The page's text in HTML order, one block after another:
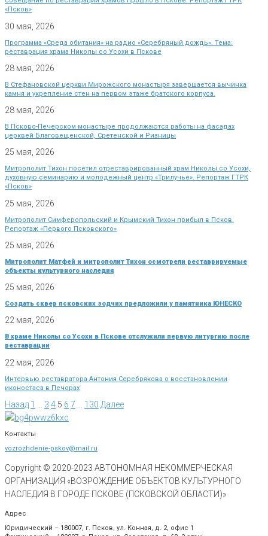
«Псков»
30 мая, 2026
Программа «Среда обитания» на радио «Серебряный дождь». Тема:
реставрация храма Николы со Усохи в Пскове
28 мая, 2026
В Стефановской церкви Мирожского монастыря завершается вычинка
камня и укрепление стен на первом этаже братского корпуса.
28 мая, 2026
В Псково-Печерском монастыре продолжаются работы на фасадах
церквей Благовещенской, Сретенской и Ризницы
25 мая, 2026
Митрополит Тихон посетил отреставрированный храм Николы со Усохи,
духовную семинарию и молодежный центр «Трилучье». Репортаж ГТРК
«Псков»
25 мая, 2026
Митрополит Симферопольский и Крымский Тихон прибыл в Псков.
Репортаж «Первого Псковского»
25 мая, 2026
Митрополит Матфей и митрополит Тихон осмотрели реставрируемые
объекты культурного наследия
25 мая, 2026
Создать сквер псковских зодчих предложили у памятника ЮНЕСКО
22 мая, 2026
В храме Николы со Усохи в Пскове отслужили первую литургию после
реставрации
22 мая, 2026
Интервью реставратора Антония Серебрякова о восстановлении
иконостаса в Печорах
Назад 1 3 4 5 6 7 130 Далее
Контакты
vozrozhdenie-pskov@mail.ru
Copyright © 2020-2023 АВТОНОМНАЯ НЕКОММЕРЧЕСКАЯ
ОРГАНИЗАЦИЯ «ВОЗРОЖДЕНИЕ ОБЪЕКТОВ КУЛЬТУРНОГО
НАСЛЕДИЯ В ГОРОДЕ ПСКОВЕ (ПСКОВСКОЙ ОБЛАСТИ)»
Адрес
Юридический – 180007, г. Псков, ул. Конная, д. 2, офис 1